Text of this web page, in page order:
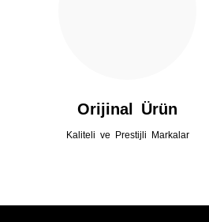
Orijinal Ürün
Kaliteli ve Prestijli Markalar